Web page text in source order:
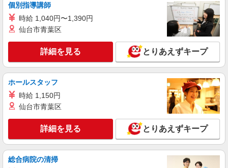
歓迎 ・認知症介護基礎研修 ・初任者研修 ・実務
者研修 ・介護福祉士 など
株式会社kotrio /●YK-S-2098657
厚木駅◆病院の補助STAFF◆患者さん支援/消
【正社員】月給240,000〜400,000円 ・基本
給：200,000円〜220,000円 ・資格手当：10,000〜
30,000円 ・役職手当：10,000〜70,000円 ・処遇改
善手当：20,000〜60,000円（勤続年数、保有資格
により変動） ・固定残業手当：20,000円（10時
間） ※固定残業時間を超過する場合には超過勤務
手当として別途支給 ・夜勤手当：10,000円/1回
者研修 ・介護福祉士 など
神奈川県厚木市
キープ 詳細を見る
派遣社員
株式会社kotrio /●YK-H-2014379
≪愛甲石田駅≫年齢不問！０からスタートでも
活躍できる看護助手
時給1600円〜2250円 ＜日払い有/週払い有/交
個別指導講師
時給 1,040円〜1,390円
仙台市青葉区
詳細を見る とりあえずキープ
ホールスタッフ
時給 1,150円
仙台市青葉区
詳細を見る とりあえずキープ
総合病院の清掃